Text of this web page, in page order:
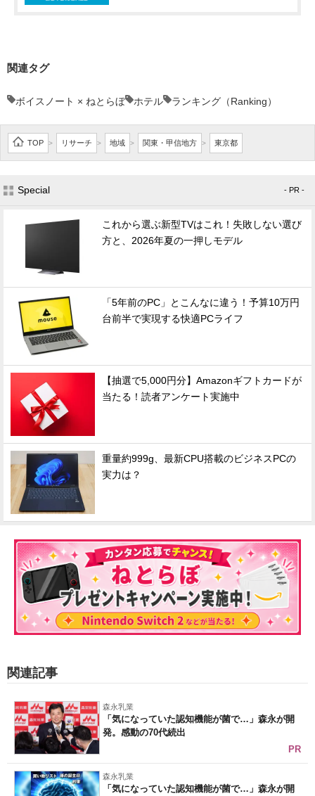
関連タグ
ボイスノート × ねとらぼ ホテル ランキング（Ranking）
TOP > リサーチ > 地域 > 関東・甲信地方 > 東京都
Special - PR -
これから選ぶ新型TVはこれ！失敗しない選び
方と、2026年夏の一押しモデル
「5年前のPC」とこんなに違う！予算10万円
台前半で実現する快適PCライフ
【抽選で5,000円分】Amazonギフトカードが
当たる！読者アンケート実施中
重量約999g、最新CPU搭載のビジネスPCの
実力は？
関連記事
森永乳業
「気になっていた認知機能が菌で…」森永が開
発。感動の70代続出
PR
森永乳業
「気になっていた認知機能が菌で…」森永が開